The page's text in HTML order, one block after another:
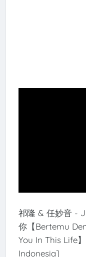
祁隆 & 任妙音 -
你【Bertemu
You In This Life
Indonesia]